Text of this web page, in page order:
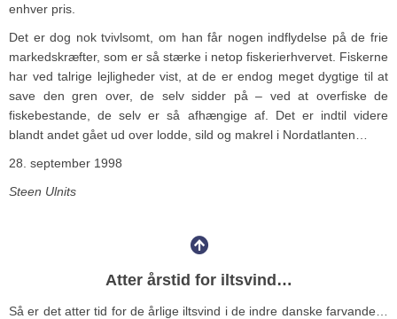
enhver pris.
Det er dog nok tvivlsomt, om han får nogen indflydelse på de frie
markedskræfter, som er så stærke i netop fiskerierhvervet. Fiskerne
har ved talrige lejligheder vist, at de er endog meget dygtige til at
save den gren over, de selv sidder på – ved at overfiske de
fiskebestande, de selv er så afhængige af. Det er indtil videre
blandt andet gået ud over lodde, sild og makrel i Nordatlanten…
28. september 1998
Steen Ulnits
Atter årstid for iltsvind…
Så er det atter tid for de årlige iltsvind i de indre danske farvande…